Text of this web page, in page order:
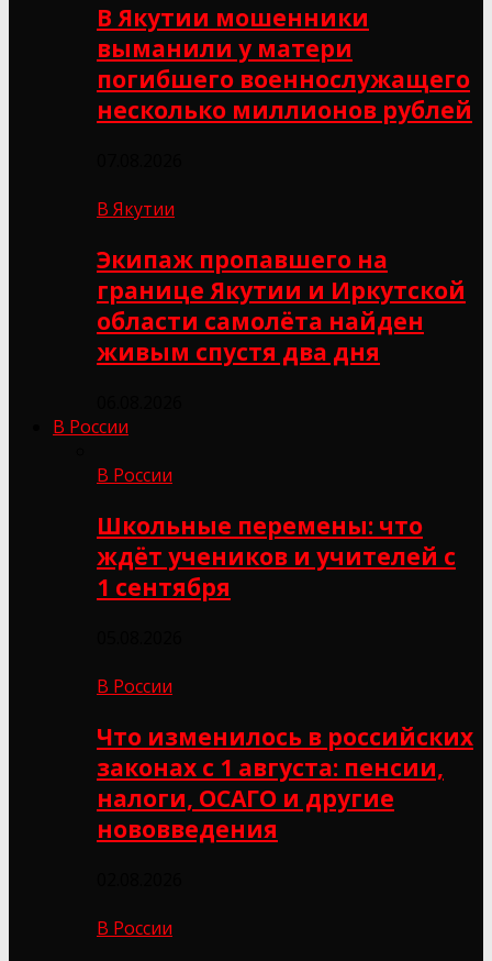
В Якутии мошенники
выманили у матери
погибшего военнослужащего
несколько миллионов рублей
В Якутии
Экипаж пропавшего на
границе Якутии и Иркутской
области самолёта найден
живым спустя два дня
В России
В России
Школьные перемены: что
ждёт учеников и учителей с
1 сентября
В России
Что изменилось в российских
законах с 1 августа: пенсии,
налоги, ОСАГО и другие
нововведения
В России